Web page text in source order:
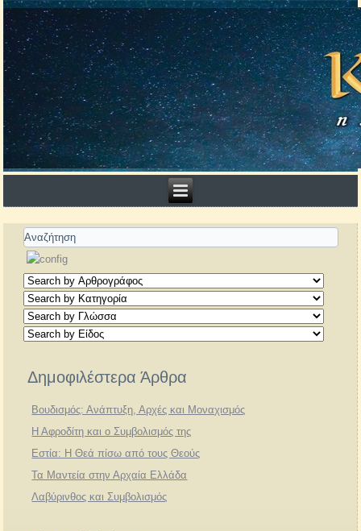
Δημοφιλέστερα Άρθρα
Βουδισμός: Ανάπτυξη, Αρχές και Μοναχισμός
Η Αφροδίτη και ο Συμβολισμός της
Εστία: Η Θεά πίσω από τους Θεούς
Τα Μαντεία στην Αρχαία Ελλάδα
Λαβύρινθος και Συμβολισμός